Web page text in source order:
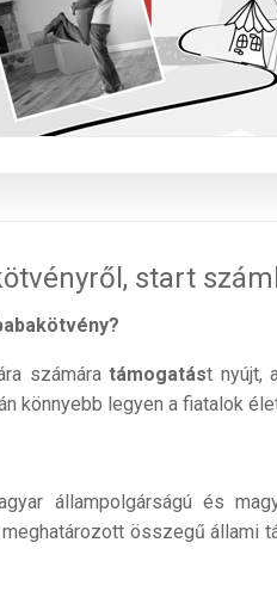
start
számáratámogatást nyújt,
könnyebb legyen a fiatalok
állampolgárságú és
összegű állami